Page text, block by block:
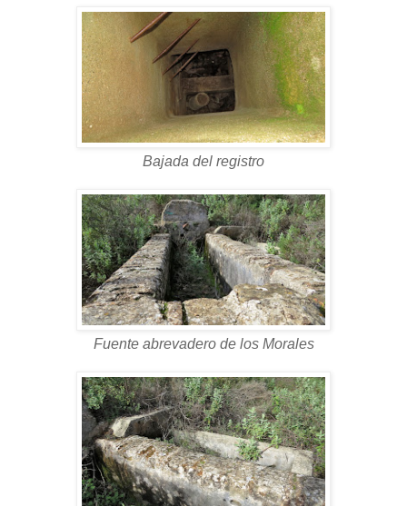
Bajada del registro
Fuente abrevadero de los Morales